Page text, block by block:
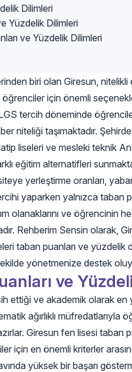
Dilimleri
Yüzdelik Dilimleri
ve Yüzdelik Dilimleri
biri olan Giresun, nitelikli
için önemli
tercih döneminde
niteliği taşımaktadır.
liseleri ve mesleki teknik
eğitim alternatifleri
yerleştirme oranları,
yaparken yalnızca taban
olanaklarını ve öğrencinin
Rehberim Sensin olarak,
taban puanları ve yüzdelik
yönetmenize destek
ve
ettiği ve akademik olarak
ağırlıklı müfredatlarıyla
Giresun fen lisesi taban
için en önemli kriterler
yüksek bir başarı